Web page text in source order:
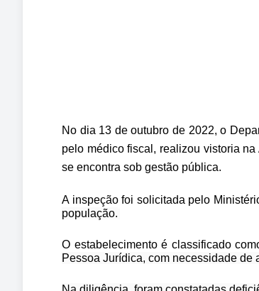
No dia 13 de outubro de 2022, o
pelo médico fiscal, realizou vistoria na
se encontra sob gestão pública.
A inspeção foi solicitada pelo
população.
O estabelecimento é classificado
Pessoa Jurídica, com necessidade de